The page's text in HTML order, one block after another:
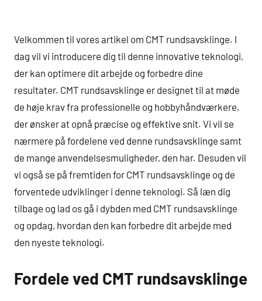
Velkommen til vores artikel om CMT rundsavsklinge. I
dag vil vi introducere dig til denne innovative teknologi,
der kan optimere dit arbejde og forbedre dine
resultater. CMT rundsavsklinge er designet til at møde
de høje krav fra professionelle og hobbyhåndværkere,
der ønsker at opnå præcise og effektive snit. Vi vil se
nærmere på fordelene ved denne rundsavsklinge samt
de mange anvendelsesmuligheder, den har. Desuden vil
vi også se på fremtiden for CMT rundsavsklinge og de
forventede udviklinger i denne teknologi. Så læn dig
tilbage og lad os gå i dybden med CMT rundsavsklinge
og opdag, hvordan den kan forbedre dit arbejde med
den nyeste teknologi.
Fordele ved CMT rundsavsklinge